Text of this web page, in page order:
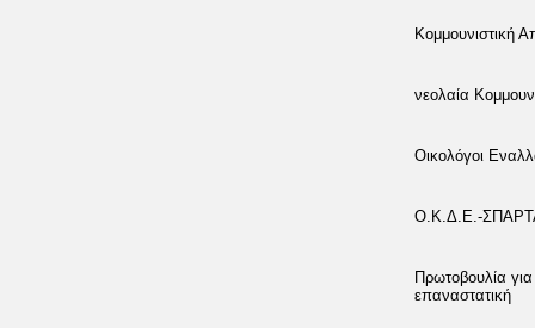
Κομμουνιστική
νεολαία
Οικολόγοι
Ο.Κ.Δ.Ε.-
Πρωτοβουλία
επαναστατική